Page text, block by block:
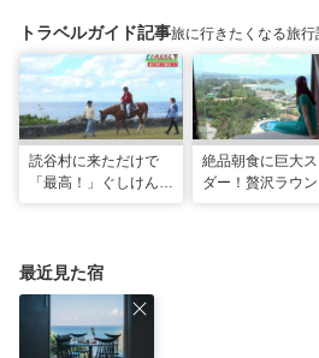
トラベルガイド記事旅に行きたくなる旅行
読谷村に来ただけで
「最高！」ぐしけんさ
てきた
絶品朝食に巨大ス
ダー！贅沢ラウ
最近見た宿